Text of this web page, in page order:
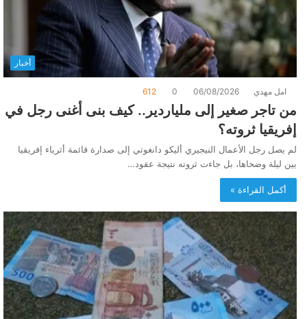
أخبار
امل مهدي 06/08/2026
0
612
من تاجر صغير إلى ملياردير.. كيف بنى أغنى رجل في
إفريقيا ثروته؟
لم يصل رجل الأعمال النيجيري أليكو دانغوتي إلى صدارة قائمة أثرياء إفريقيا
بين ليلة وضحاها، بل جاءت ثروته نتيجة عقود…
أكمل القراءة »